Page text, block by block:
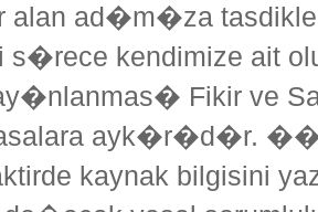
alan ad�m�za
kendimize ait
Fikir ve
ayk�r�d�r.
kaynak bilgisini